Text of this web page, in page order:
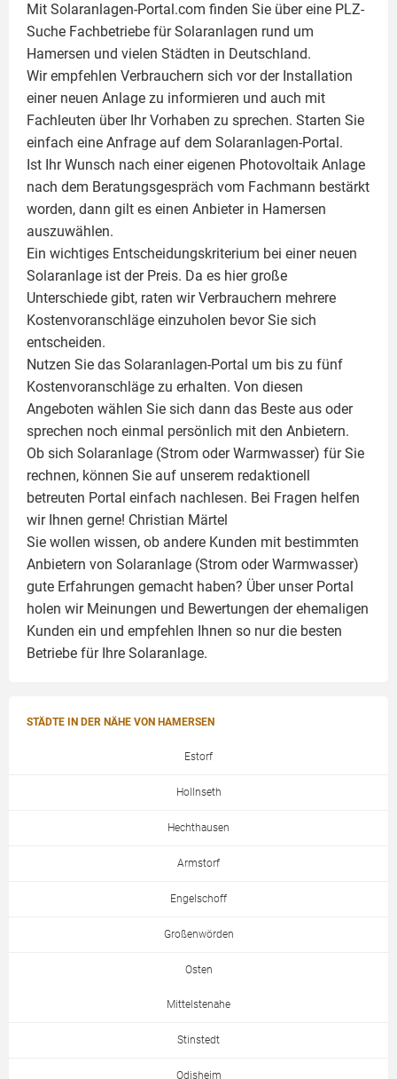
Mit Solaranlagen-Portal.com finden Sie über eine PLZ-
Suche Fachbetriebe fürSolaranlagen rund um
Hamersen und vielen Städten in Deutschland.
Wir empfehlen Verbrauchern sich vor der Installation
einer neuen Anlage zu informieren und auch mit
Fachleuten über Ihr Vorhaben zu sprechen. Starten Sie
einfach eine Anfrage auf dem Solaranlagen-Portal.
Ist Ihr Wunsch nach einer eigenen Photovoltaik Anlage
nach dem Beratungsgespräch vom Fachmann bestärkt
worden, dann gilt es einen Anbieter in Hamersen
auszuwählen.
Ein wichtiges Entscheidungskriterium bei einer neuen
Solaranlage ist der Preis. Da es hier große
Unterschiede gibt, raten wir Verbrauchern mehrere
Kostenvoranschläge einzuholen bevor Sie sich
entscheiden.
Nutzen Sie das Solaranlagen-Portal um bis zu fünf
Kostenvoranschläge zu erhalten. Von diesen
Angeboten wählen Sie sich dann das Beste aus oder
sprechen noch einmal persönlich mit den Anbietern.
Ob sich Solaranlage (Strom oder Warmwasser) für Sie
rechnen, können Sie auf unserem redaktionell
betreuten Portal einfach nachlesen. Bei Fragen helfen
wir Ihnen gerne! Christian Märtel
Sie wollen wissen, ob andere Kunden mit bestimmten
Anbietern von Solaranlage (Strom oder Warmwasser)
gute Erfahrungen gemacht haben? Über unser Portal
holen wir Meinungen und Bewertungen der ehemaligen
Kunden ein und empfehlen Ihnen so nur die besten
Betriebe für Ihre Solaranlage.
STÄDTE IN DER NÄHE VON HAMERSEN
Estorf
Hollnseth
Hechthausen
Armstorf
Engelschoff
Großenwörden
Osten
Mittelstenahe
Stinstedt
Odisheim